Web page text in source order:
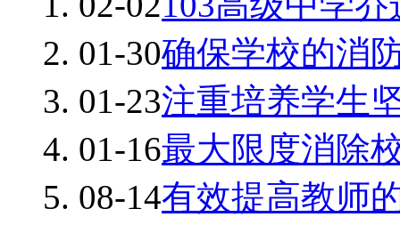
01-30确保学校的消
01-23注重培养学生
01-16最大限度消除
08-14有效提高教师